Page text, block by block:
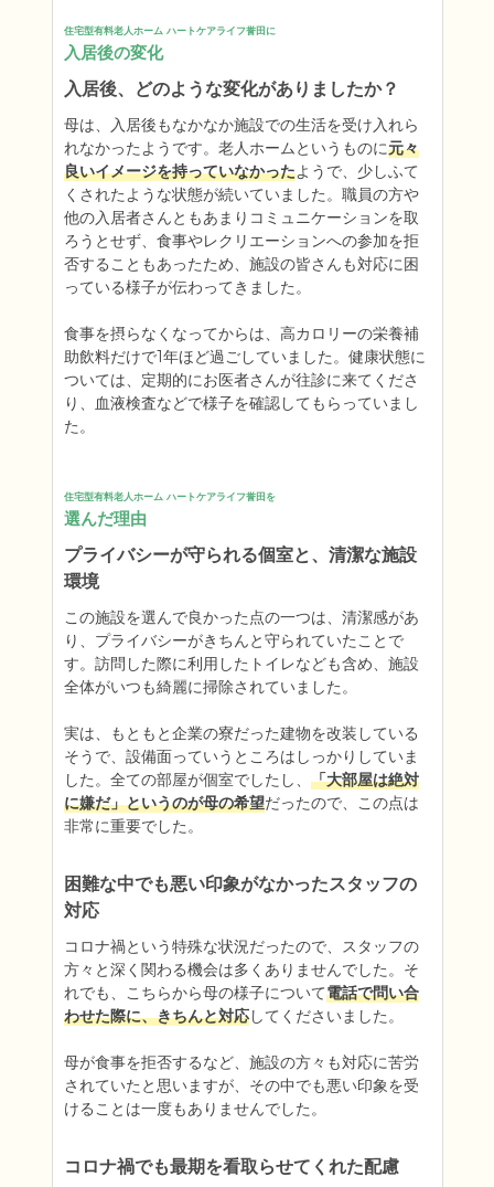
住宅型有料老人ホーム ハートケアライフ誉田に
入居後の変化
入居後、どのような変化がありましたか？
母は、入居後もなかなか施設での生活を受け入れら
れなかったようです。老人ホームというものに元々
良いイメージを持っていなかったようで、少しふて
くされたような状態が続いていました。職員の方や
他の入居者さんともあまりコミュニケーションを取
ろうとせず、食事やレクリエーションへの参加を拒
否することもあったため、施設の皆さんも対応に困
っている様子が伝わってきました。
食事を摂らなくなってからは、高カロリーの栄養補
助飲料だけで1年ほど過ごしていました。健康状態に
ついては、定期的にお医者さんが往診に来てくださ
り、血液検査などで様子を確認してもらっていまし
た。
住宅型有料老人ホーム ハートケアライフ誉田を
選んだ理由
プライバシーが守られる個室と、清潔な施設
環境
この施設を選んで良かった点の一つは、清潔感があ
り、プライバシーがきちんと守られていたことで
す。訪問した際に利用したトイレなども含め、施設
全体がいつも綺麗に掃除されていました。
実は、もともと企業の寮だった建物を改装している
そうで、設備面っていうところはしっかりしていま
した。全ての部屋が個室でしたし、 「大部屋は絶対
に嫌だ」というのが母の希望だったので、この点は
非常に重要でした。
困難な中でも悪い印象がなかったスタッフの
対応
コロナ禍という特殊な状況だったので、スタッフの
方々と深く関わる機会は多くありませんでした。そ
れでも、こちらから母の様子について電話で問い合
わせた際に、きちんと対応してくださいました。
母が食事を拒否するなど、施設の方々も対応に苦労
されていたと思いますが、その中でも悪い印象を受
けることは一度もありませんでした。
コロナ禍でも最期を看取らせてくれた配慮